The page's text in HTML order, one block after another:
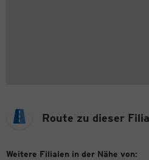
Route zu dieser
Weitere Filialen in der Nähe von: